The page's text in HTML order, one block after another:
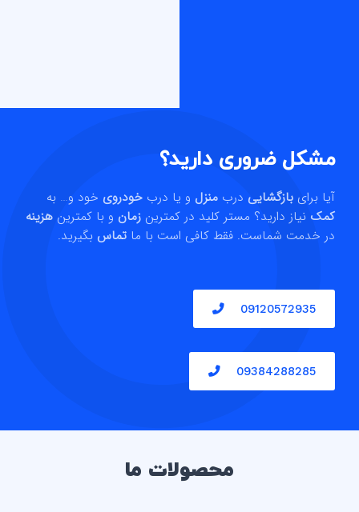
مشکل ضروری دارید؟
آیا برای بازگشایی درب منزل و یا درب خودروی خود و… به
کمک نیاز دارید؟ مستر کلید در کمترین زمان و با کمترین هزینه
در خدمت شماست. فقط کافی است با ما تماس بگیرید.
09120572935
09384288285
محصولات ما